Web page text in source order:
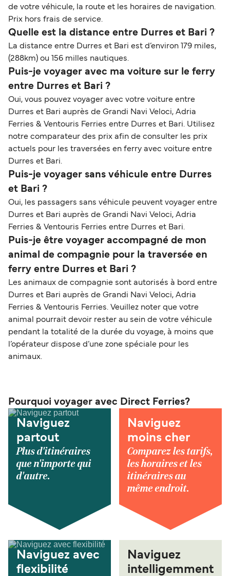
de votre véhicule, la route et les horaires de navigation.
Prix hors frais de service.
Quelle est la distance entre Durres et Bari ?
La distance entre Durres et Bari est d’environ 179 miles,
(288km) ou 156 milles nautiques.
Puis-je voyager avec ma voiture sur le ferry
entre Durres et Bari ?
Oui, vous pouvez voyager avec votre voiture entre
Durres et Bari auprès de Grandi Navi Veloci, Adria
Ferries & Ventouris Ferries entre Durres et Bari. Utilisez
notre comparateur des prix afin de consulter les prix
actuels pour les traversées en ferry avec voiture entre
Durres et Bari.
Puis-je voyager sans véhicule entre Durres
et Bari ?
Oui, les passagers sans véhicule peuvent voyager entre
Durres et Bari auprès de Grandi Navi Veloci, Adria
Ferries & Ventouris Ferries entre Durres et Bari.
Puis-je être voyager accompagné de mon
animal de compagnie pour la traversée en
ferry entre Durres et Bari ?
Les animaux de compagnie sont autorisés à bord entre
Durres et Bari auprès de Grandi Navi Veloci, Adria
Ferries & Ventouris Ferries. Veuillez noter que votre
animal pourrait devoir rester au sein de votre véhicule
pendant la totalité de la durée du voyage, à moins que
l’opérateur dispose d’une zone spéciale pour les
animaux.
Pourquoi voyager avec Direct Ferries?
Naviguez
partout
Plus d'itinéraires
que n'importe qui
d'autre.
Naviguez
moins cher
Comparez les tarifs,
les horaires et les
itinéraires au
même endroit.
Naviguez avec
flexibilité
Naviguez
intelligemment